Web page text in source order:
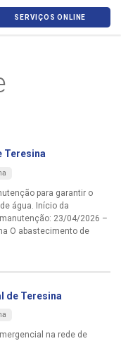
SERVIÇOS ONLINE
Teresina
para garantir o
água. Início da
23/04/2026 –
O abastecimento de
de Teresina
na rede de